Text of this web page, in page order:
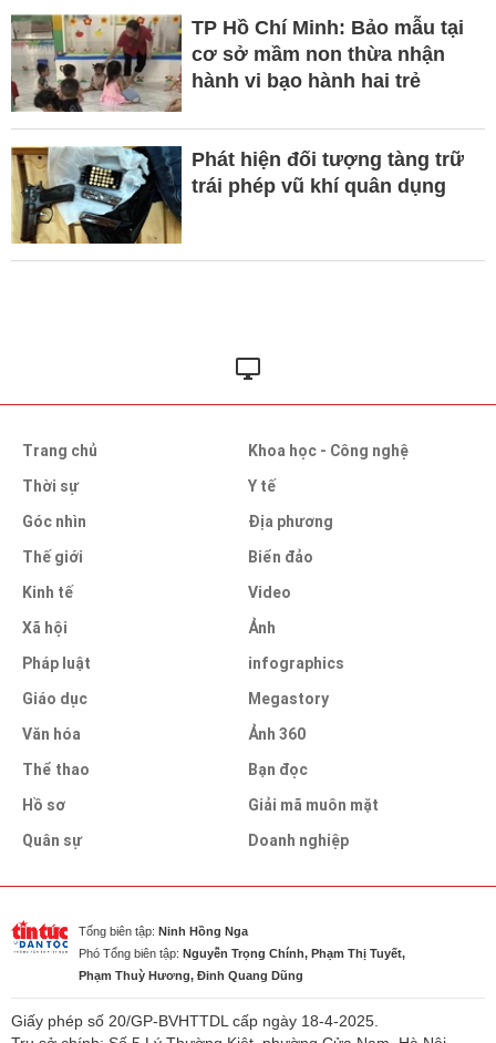
TP Hồ Chí Minh: Bảo mẫu tại
cơ sở mầm non thừa nhận
hành vi bạo hành hai trẻ
Phát hiện đối tượng tàng trữ
trái phép vũ khí quân dụng
Trang chủ
Thời sự
Góc nhìn
Thế giới
Kinh tế
Xã hội
Pháp luật
Giáo dục
Văn hóa
Thể thao
Hồ sơ
Quân sự
Khoa học - Công nghệ
Y tế
Địa phương
Biển đảo
Video
Ảnh
infographics
Megastory
Ảnh 360
Bạn đọc
Giải mã muôn mặt
Doanh nghiệp
Tổng biên tập: Ninh Hồng Nga
Phó Tổng biên tập: Nguyễn Trọng Chính, Phạm Thị Tuyết,
Phạm Thuỳ Hương, Đinh Quang Dũng
Giấy phép số 20/GP-BVHTTDL cấp ngày 18-4-2025.